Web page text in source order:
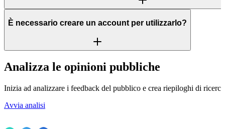
È necessario creare un account per utilizzarlo?
Analizza le opinioni pubbliche
Inizia ad analizzare i feedback del pubblico e crea riepiloghi di
Avvia analisi